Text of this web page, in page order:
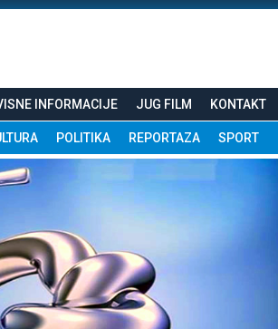
INFORMACIJE JUG FILM KONTAKT
POLITIKA REPORTAZA SPORT